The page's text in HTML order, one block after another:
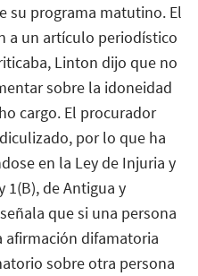
su programa matutino. El
a un artículo periodístico
Linton dijo que no
sobre la idoneidad
cargo. El procurador
por lo que ha
en la Ley de Injuria y
1(B), de Antigua y
que si una persona
difamatoria
sobre otra persona